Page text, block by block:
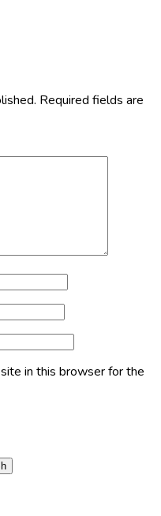
Required fields are
in this browser for the